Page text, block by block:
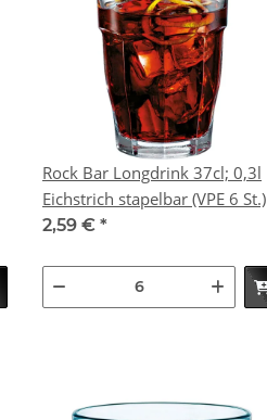
Rock Bar Longdrink 37cl; 0,3l
Eichstrich stapelbar (VPE 6 St.)
2,59 € *